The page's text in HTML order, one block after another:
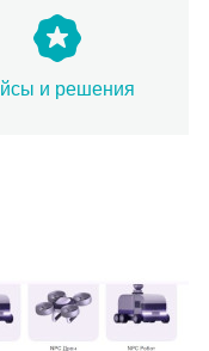
и решения